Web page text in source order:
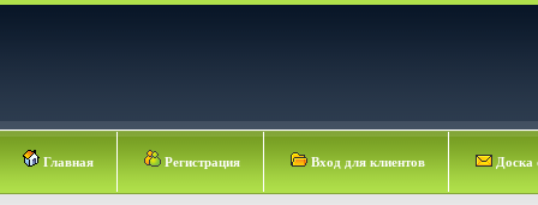
Главная Регистрация Вход для клиентов Доска